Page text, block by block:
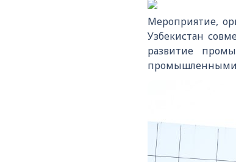
Мероприятие,
Узбекистан
развитие
промышленными